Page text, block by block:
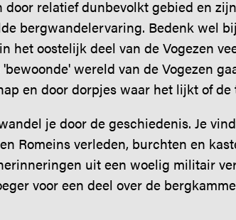
relatief dunbevolkt gebied en
bergwandelervaring. Bedenk wel
het oostelijk deel van de Vogezen
wereld van de Vogezen
en door dorpjes waar het lijkt of
je door de geschiedenis. Je
Romeins verleden, burchten en
uit een woelig militair
voor een deel over de